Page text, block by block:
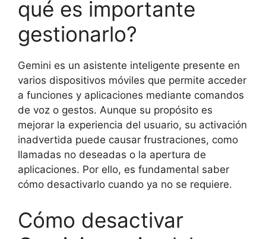
qué es importante
gestionarlo?
Gemini es un asistente inteligente presente en
varios dispositivos móviles que permite acceder
a funciones y aplicaciones mediante comandos
de voz o gestos. Aunque su propósito es
mejorar la experiencia del usuario, su activación
inadvertida puede causar frustraciones, como
llamadas no deseadas o la apertura de
aplicaciones. Por ello, es fundamental saber
cómo desactivarlo cuando ya no se requiere.
Cómo desactivar